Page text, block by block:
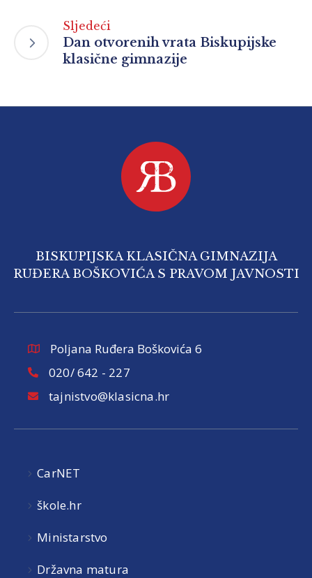
Sljedeći
Dan otvorenih vrata Biskupijske
klasične gimnazije
BISKUPIJSKA KLASIČNA GIMNAZIJA
RUĐERA BOŠKOVIĆA S PRAVOM JAVNOSTI
Poljana Ruđera Boškovića 6
020/ 642 - 227
tajnistvo@klasicna.hr
CarNET
škole.hr
Ministarstvo
Državna matura